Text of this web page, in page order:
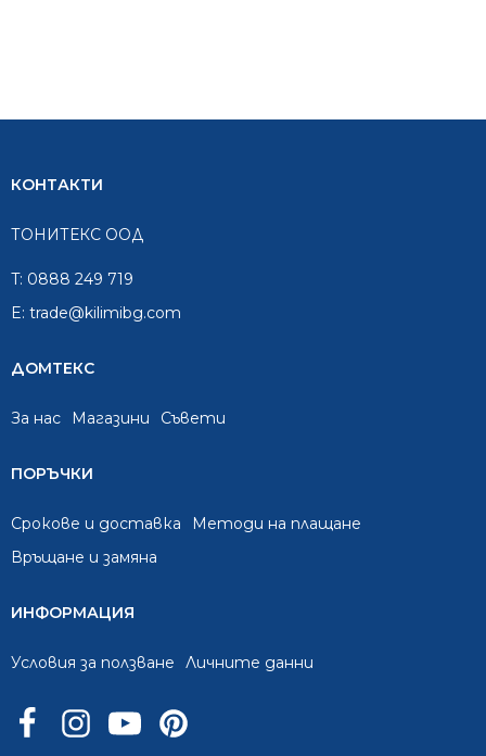
КОНТАКТИ
ТОНИТЕКС ООД
T: 0888 249 719
E: trade@kilimibg.com
ДОМТЕКС
За нас Mагазини Съвети
ПОРЪЧКИ
Срокове и доставка
Методи на плащане
Връщане и замяна
ИНФОРМАЦИЯ
Условия за ползване Личните данни